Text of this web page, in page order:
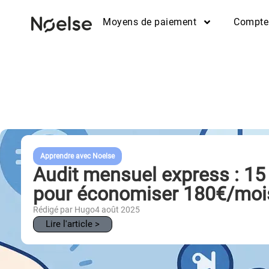
Moyens de paiement Compte
Apprendre avec Noelse
Audit mensuel express :
pour économiser 180€/
Rédigé par Hugo4 août 2025
Lire l'article >